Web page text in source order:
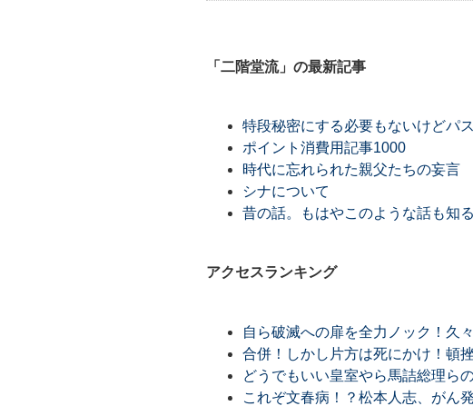
「二階堂流」の最新記事
特段秘密にする必要もないけどパ
ポイント消費用記事1000
時代に忘れられた親父たちの妄言
シナについて
昔の話。もはやこのような話も知
アクセスランキング
自ら破滅への扉を全力ノック！久
合併！しかし片方は死にかけ！頓
どうでもいい皇室やら馬詰総理ら
これぞ文春病！？松本人志、がん